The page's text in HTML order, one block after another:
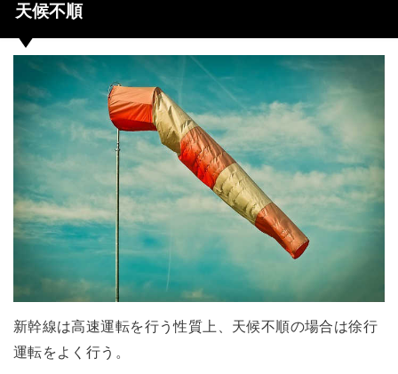
天候不順
新幹線は高速運転を行う性質上、天候不順の場合は徐行
運転をよく行う。